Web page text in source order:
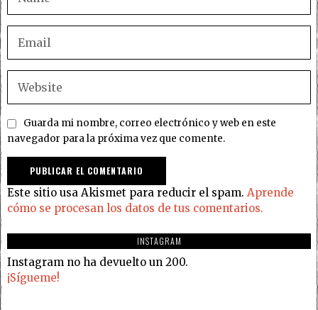
Guarda mi nombre, correo electrónico y web en este
navegador para la próxima vez que comente.
Este sitio usa Akismet para reducir el spam. Aprende
cómo se procesan los datos de tus comentarios.
INSTAGRAM
Instagram no ha devuelto un 200.
¡Sígueme!